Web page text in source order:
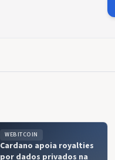
WEBITCOIN
Cardano apoia royalties
por dados privados na